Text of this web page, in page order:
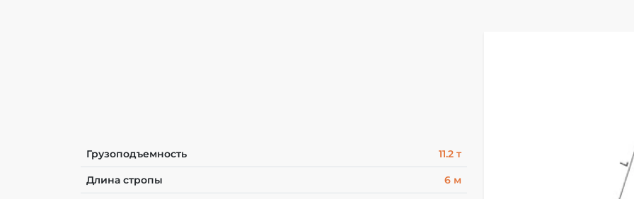
Грузоподъемность 11.2 т
Длина стропы 6 м